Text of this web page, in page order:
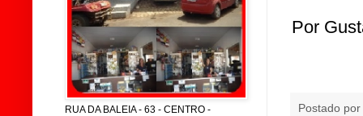
Por
Postado por
RUA DA BALEIA - 63 - CENTRO -